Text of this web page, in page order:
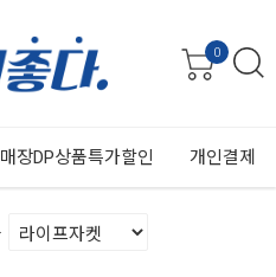
0
매장DP상품특가할인 개인결제